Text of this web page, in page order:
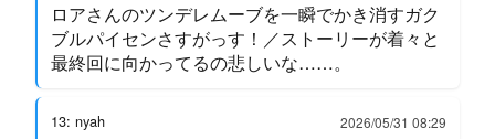
ロアさんのツンデレムーブを一瞬でかき消すガク
ブルパイセンさすがっす！／ストーリーが着々と
最終回に向かってるの悲しいな……。
13: nyah 2026/05/31 08:29